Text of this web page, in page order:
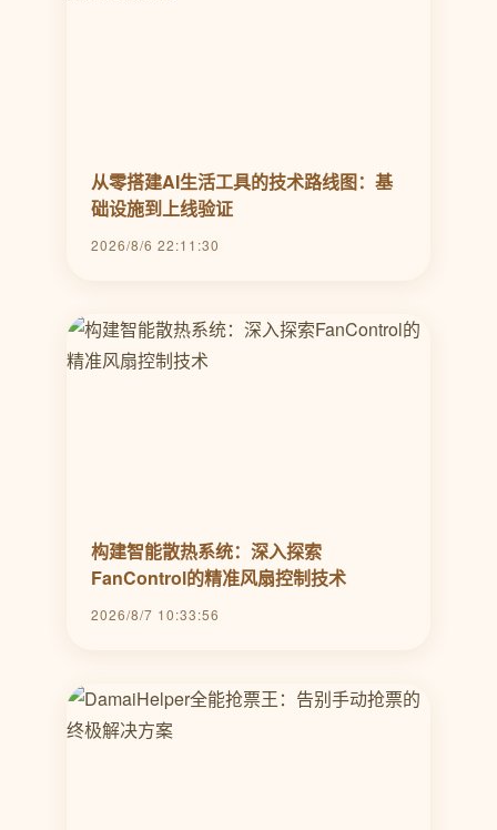
从零搭建AI生活工具的技术路线图：基
础设施到上线验证
2026/8/6 22:11:30
构建智能散热系统：深入探索
FanControl的精准风扇控制技术
2026/8/7 10:33:56